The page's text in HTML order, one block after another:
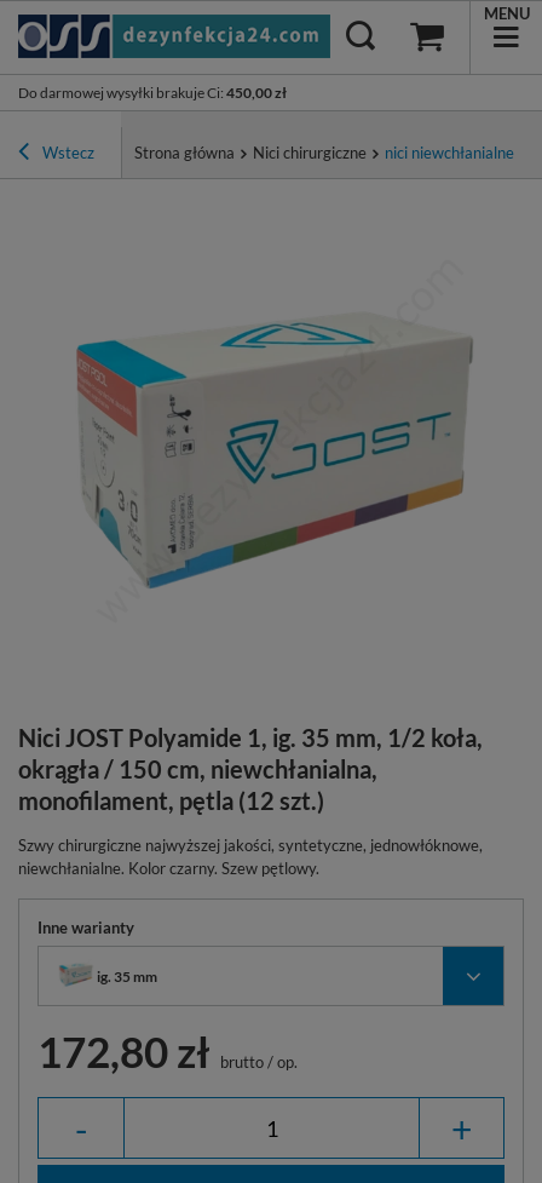
Do darmowej wysyłki brakuje Ci: 450,00 zł
MENU
Wstecz Strona główna Nici chirurgiczne nici niewchłanialne
Nici JOST Polyamide 1, ig. 35 mm, 1/2 koła,
okrągła / 150 cm, niewchłanialna,
monofilament, pętla (12 szt.)
Szwy chirurgiczne najwyższej jakości, syntetyczne, jednowłóknowe,
niewchłanialne. Kolor czarny. Szew pętlowy.
Inne warianty
ig. 35 mm
172,80 zł brutto/op.
- +